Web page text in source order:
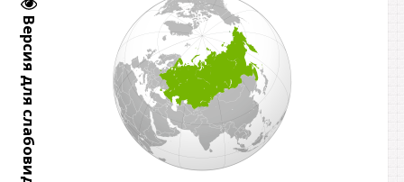
Версия для слабовидящих